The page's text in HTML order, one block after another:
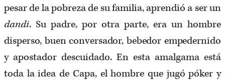
pesar de la pobreza de su familia, aprendió a ser un
dandi. Su padre, por otra parte, era un hombre
disperso, buen conversador, bebedor empedernido
y apostador descuidado. En esta amalgama está
toda la idea de Capa, el hombre que jugó póker y